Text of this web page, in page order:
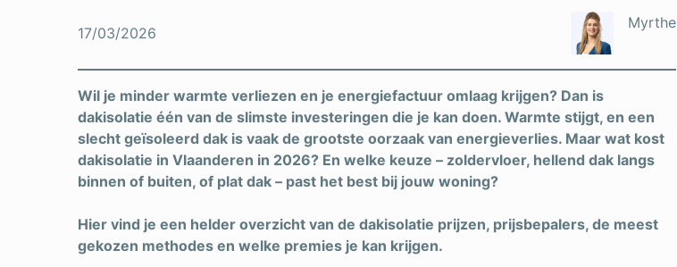
17/03/2026
Myrthe
Wil je minder warmte verliezen en je energiefactuur omlaag krijgen? Dan is
dakisolatie één van de slimste investeringen die je kan doen. Warmte stijgt, en een
slecht geïsoleerd dak is vaak de grootste oorzaak van energieverlies. Maar wat kost
dakisolatie in Vlaanderen in 2026? En welke keuze – zoldervloer, hellend dak langs
binnen of buiten, of plat dak – past het best bij jouw woning?
Hier vind je een helder overzicht van de dakisolatie prijzen, prijsbepalers, de meest
gekozen methodes en welke premies je kan krijgen.